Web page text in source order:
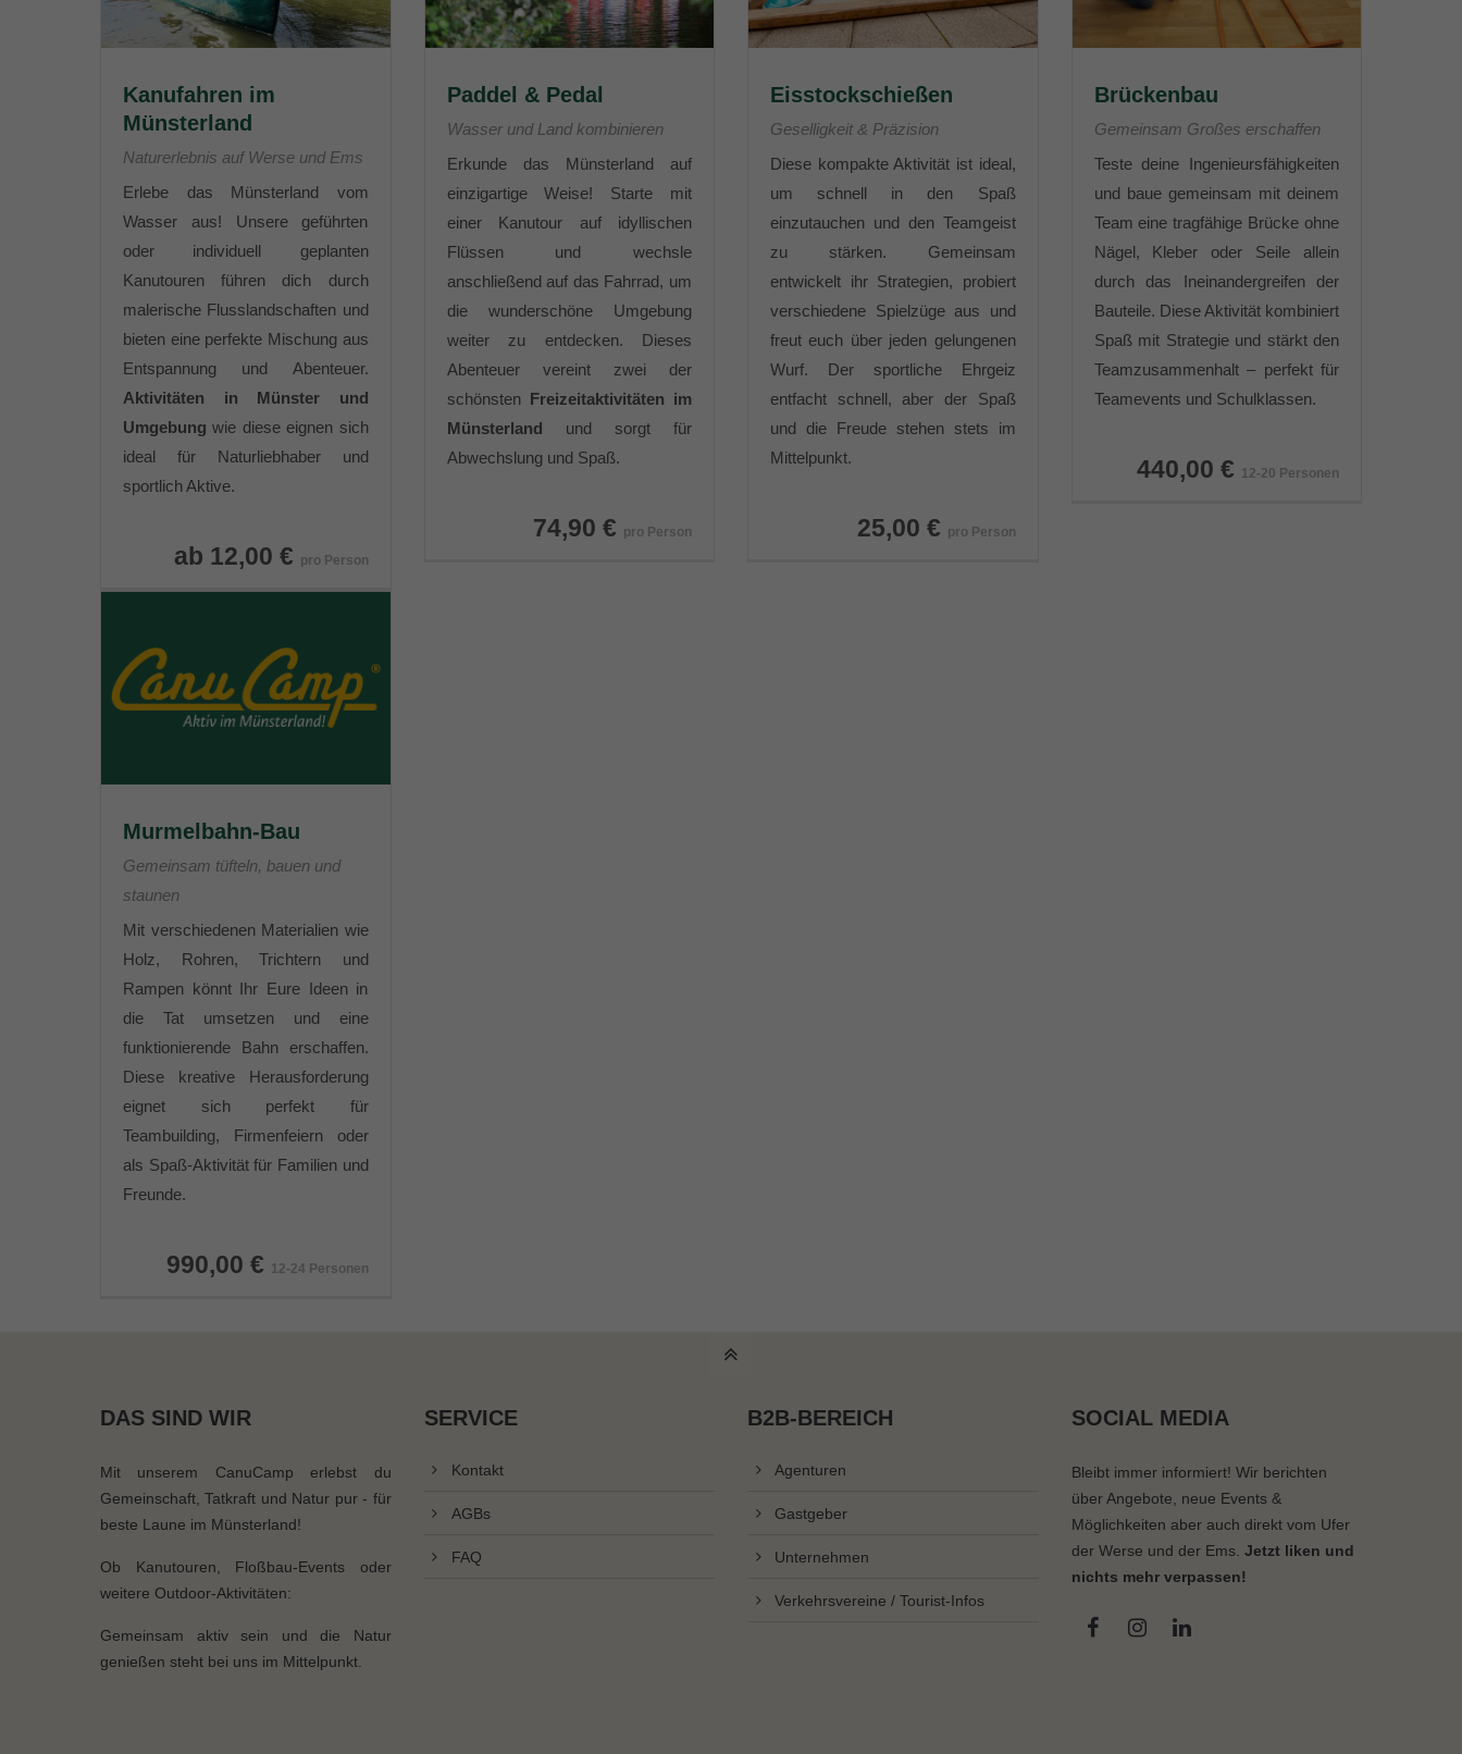
Kanufahren im
Münsterland
Naturerlebnis auf Werse und Ems
Erlebe das Münsterland vom
Wasser aus! Unsere geführten
oder individuell geplanten
Kanutouren führen dich durch
malerische Flusslandschaften und
bieten eine perfekte Mischung aus
Entspannung und Abenteuer.
Aktivitäten in Münster und
Umgebung wie diese eignen sich
ideal für Naturliebhaber und
sportlich Aktive.
ab 12,00 € pro Person
Paddel & Pedal
Wasser und Land kombinieren
Erkunde das Münsterland auf
einzigartige Weise! Starte mit
einer Kanutour auf idyllischen
Flüssen und wechsle
anschließend auf das Fahrrad, um
die wunderschöne Umgebung
weiter zu entdecken. Dieses
Abenteuer vereint zwei der
schönsten Freizeitaktivitäten im
Münsterland und sorgt für
Abwechslung und Spaß.
74,90 € pro Person
Eisstockschießen
Geselligkeit & Präzision
Diese kompakte Aktivität ist ideal,
um schnell in den Spaß
einzutauchen und den Teamgeist
zu stärken. Gemeinsam
entwickelt ihr Strategien, probiert
verschiedene Spielzüge aus und
freut euch über jeden gelungenen
Wurf. Der sportliche Ehrgeiz
entfacht schnell, aber der Spaß
und die Freude stehen stets im
Mittelpunkt.
25,00 € pro Person
Brückenbau
Gemeinsam Großes erschaffen
Teste deine Ingenieursfähigkeiten
und baue gemeinsam mit deinem
Team eine tragfähige Brücke ohne
Nägel, Kleber oder Seile allein
durch das Ineinandergreifen der
Bauteile. Diese Aktivität kombiniert
Spaß mit Strategie und stärkt den
Teamzusammenhalt – perfekt für
Teamevents und Schulklassen.
440,00 € 12-20 Personen
Murmelbahn-Bau
Gemeinsam tüfteln, bauen und
staunen
Mit verschiedenen Materialien wie
Holz, Rohren, Trichtern und
Rampen könnt Ihr Eure Ideen in
die Tat umsetzen und eine
funktionierende Bahn erschaffen.
Diese kreative Herausforderung
eignet sich perfekt für
Teambuilding, Firmenfeiern oder
als Spaß-Aktivität für Familien und
Freunde.
990,00 € 12-24 Personen
DAS SIND WIR
Mit unserem CanuCamp erlebst du
Gemeinschaft, Tatkraft und Natur pur - für
beste Laune im Münsterland!
Ob Kanutouren, Floßbau-Events oder
weitere Outdoor-Aktivitäten:
Gemeinsam aktiv sein und die Natur
genießen steht bei uns im Mittelpunkt.
SERVICE
Kontakt
AGBs
FAQ
B2B-BEREICH
Agenturen
Gastgeber
Unternehmen
Verkehrsvereine / Tourist-Infos
SOCIAL MEDIA
Bleibt immer informiert! Wir berichten
über Angebote, neue Events &
Möglichkeiten aber auch direkt vom Ufer
der Werse und der Ems. Jetzt liken und
nichts mehr verpassen!